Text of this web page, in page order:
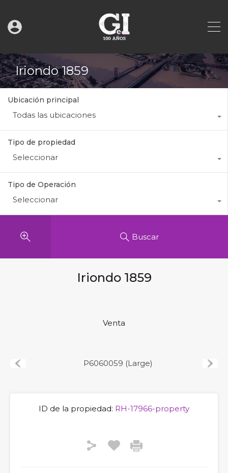
Iriondo 1859
Ubicación principal
Todas las ubicaciones
Tipo de propiedad
Seleccionar
Tipo de Operación
Seleccionar
Buscar
Iriondo 1859
Venta
ID de la propiedad: RH-17966-property